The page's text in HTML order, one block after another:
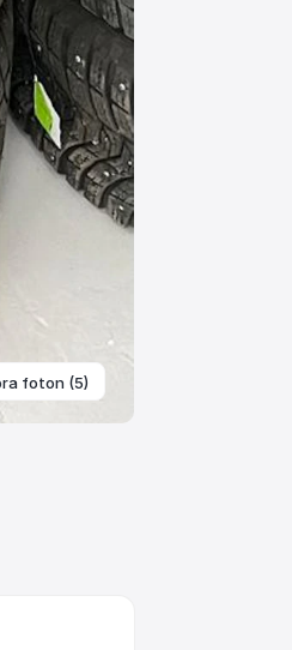
foton (5)